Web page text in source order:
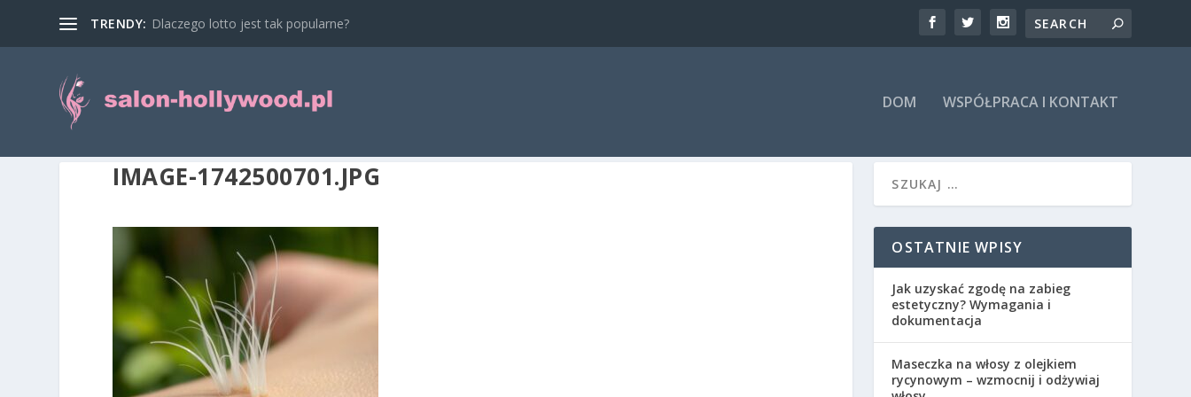
TRENDY: Dlaczego lotto jest tak popularne?
DOM WSPÓŁPRACA I KONTAKT
IMAGE-1742500701.JPG
OSTATNIE WPISY
Jak uzyskać zgodę na zabieg
estetyczny? Wymagania i
dokumentacja
Maseczka na włosy z olejkiem
rycynowym – wzmocnij i odżywiaj